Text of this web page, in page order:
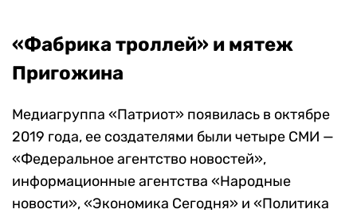
«Фабрика троллей» и мятеж
Пригожина
Медиагруппа «Патриот» появилась в октябре
2019 года, ее создателями были четыре СМИ —
«Федеральное агентство новостей»,
информационные агентства «Народные
новости», «Экономика Сегодня» и «Политика